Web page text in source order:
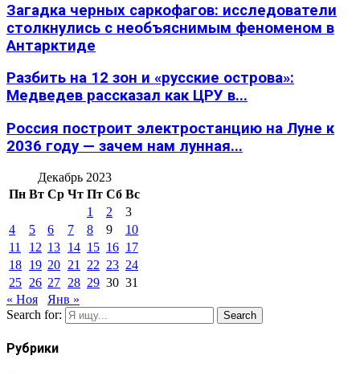
Загадка черных саркофагов: исследователи
столкнулись с необъяснимым феноменом в
Антарктиде
Разбить на 12 зон и «русские острова»:
Медведев рассказал как ЦРУ в...
Россия построит электростанцию на Луне к
2036 году — зачем нам лунная...
Декабрь 2023
Пн Вт Ср Чт Пт Сб Вс
1
2
3
4
5 6 7 8 9
10
11
12 13 14 15 16 17
18 19 20 21 22 23 24
25 26 27 28 29 30 31
« Ноя
Янв »
Search for:
Search
Рубрики